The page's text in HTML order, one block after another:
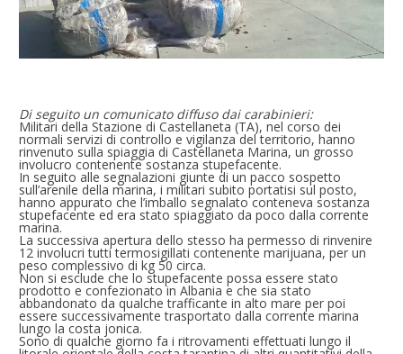
Di seguito un comunicato diffuso dai carabinieri:
Militari della Stazione di Castellaneta (TA), nel corso dei
normali servizi di controllo e vigilanza del territorio, hanno
rinvenuto sulla spiaggia di Castellaneta Marina, un grosso
involucro contenente sostanza stupefacente.
In seguito alle segnalazioni giunte di un pacco sospetto
sull’arenile della marina, i militari subito portatisi sul posto,
hanno appurato che l’imballo segnalato conteneva sostanza
stupefacente ed era stato spiaggiato da poco dalla corrente
marina.
La successiva apertura dello stesso ha permesso di rinvenire
12 involucri tutti termosigillati contenente marijuana, per un
peso complessivo di kg 50 circa.
Non si esclude che lo stupefacente possa essere stato
prodotto e confezionato in Albania e che sia stato
abbandonato da qualche trafficante in alto mare per poi
essere successivamente trasportato dalla corrente marina
lungo la costa jonica.
Sono di qualche giorno fa i ritrovamenti effettuati lungo il